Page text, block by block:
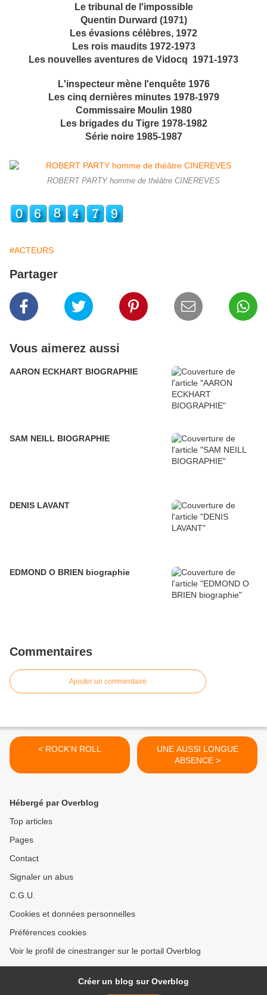
Le tribunal de l'impossible
Quentin Durward (1971)
Les évasions célèbres, 1972
Les rois maudits 1972-1973
Les nouvelles aventures de Vidocq 1971-1973
L'inspecteur mène l'enquête 1976
Les cinq dernières minutes 1978-1979
Commissaire Moulin 1980
Les brigades du Tigre 1978-1982
Série noire 1985-1987
ROBERT PARTY homme de théâtre CINEREVES
#ACTEURS
Partager
Vous aimerez aussi
AARON ECKHART BIOGRAPHIE
SAM NEILL BIOGRAPHIE
DENIS LAVANT
EDMOND O BRIEN biographie
Commentaires
Ajouter un commentaire
< ROCK’N ROLL
UNE AUSSI LONGUE
ABSENCE >
Hébergé par Overblog
Top articles
Pages
Contact
Signaler un abus
C.G.U.
Cookies et données personnelles
Préférences cookies
Voir le profil de cinestranger sur le portail Overblog
Créer un blog sur Overblog